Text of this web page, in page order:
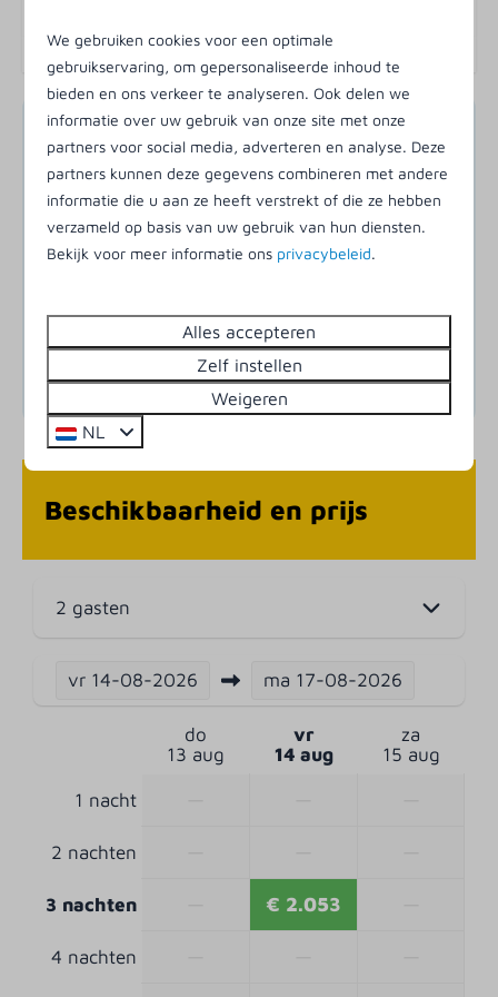
Veiligheid
Rookmelder
Kinderfaciliteiten
Kinderbedje
Kinderstoel
Overdekt zwembad
Restaurant de Huyskamer
Padelbaan
Supermarkt
Bowlingbaan
Reis van en naar Ameland
Om op Ameland te komen, moet je de Waddenzee
de boot kunt stappen naar Ameland. Je kunt de
overtocht met je auto, fiets, caravan of camper maken
jereserverenbijWagenborg Passagiersdiensten.
Meer informatie hierover vind je op de pagina
boot van en naar Ameland.
Beschikbaarheid en prijs
2 gasten
vr 14-08-2026 ma 17-08-2026
do
13 aug
vr
14 aug
za
15 aug
1 nacht
2 nachten
3 nachten € 2.053
4 nachten
We gebruiken cookies voor een optimale
gebruikservaring, om gepersonaliseerde inhoud te
bieden en ons verkeer te analyseren. Ook delen we
informatie over uw gebruik van onze site met onze
partners voor social media, adverteren en analyse. Deze
partners kunnen deze gegevens combineren met andere
informatie die u aan ze heeft verstrekt of die ze hebben
verzameld op basis van uw gebruik van hun diensten.
Bekijk voor meer informatie ons privacybeleid.
Alles accepteren
Zelf instellen
Weigeren
NL